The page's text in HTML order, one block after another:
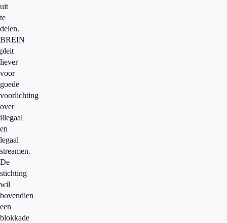
uit
te
delen.
BREIN
pleit
liever
voor
goede
voorlichting
over
illegaal
en
legaal
streamen.
De
stichting
wil
bovendien
een
blokkade